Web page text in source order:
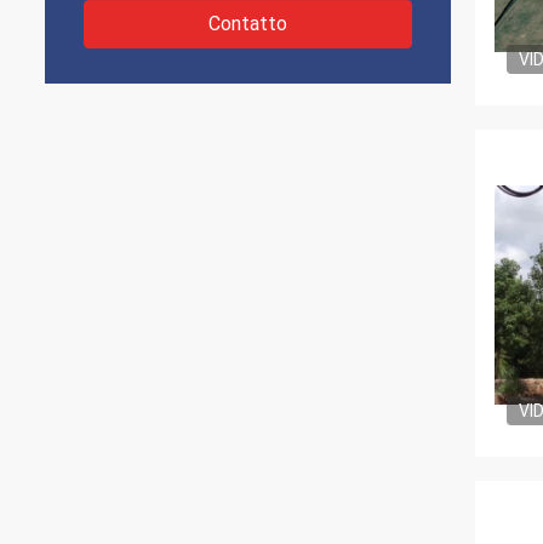
Contatto